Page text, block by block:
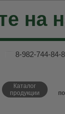
на
8-982-744-84-
Каталог
продукции